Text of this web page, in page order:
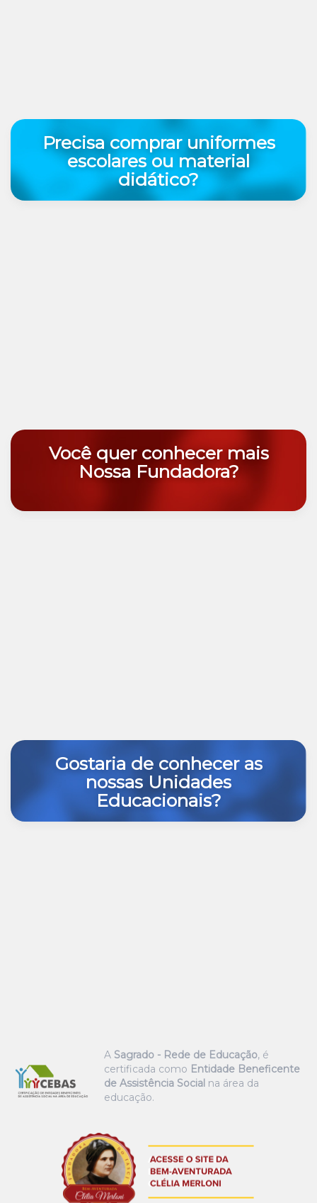
Precisa comprar uniformes
escolares ou material
didático?
Você quer conhecer mais
Nossa Fundadora?
Gostaria de conhecer as
nossas Unidades
Educacionais?
A Sagrado - Rede de Educação, é
certificada como Entidade Beneficente
de Assistência Social na área da
educação.